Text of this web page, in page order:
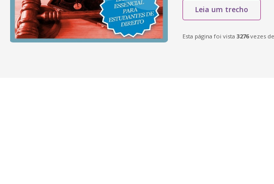
Leia um trecho
Esta página foi vista 3276vezes